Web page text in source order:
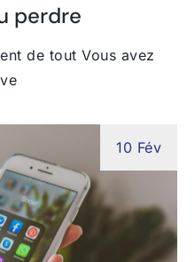
perdre
de tout Vous avez
10 Fév